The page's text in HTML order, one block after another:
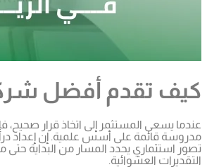
كيف تقدم أفضل
عندما يسعى المستثمر إلى اتخاذ قرار صحيح،
مدروسة قائمة على أسس علمية. إن إعداد
تصور استثماري يحدد المسار من البداية حتى
التقديرات العشوائية.